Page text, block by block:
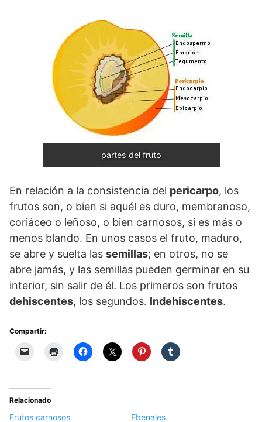
partes del fruto
En relación a la consistencia del pericarpo, los
frutos son, o bien si aquél es duro, membranoso,
coriáceo o leñoso, o bien carnosos, si es más o
menos blando. En unos casos el fruto, maduro,
se abre y suelta las semillas; en otros, no se
abre jamás, y las semillas pueden germinar en su
interior, sin salir de él. Los primeros son frutos
dehiscentes, los segundos. Indehiscentes.
Compartir:
Relacionado
Frutos carnosos Ebenales